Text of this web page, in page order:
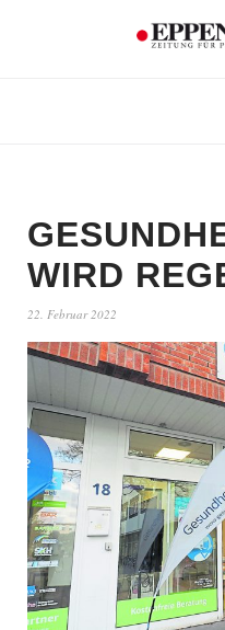
WIRD
22. Februar 2022